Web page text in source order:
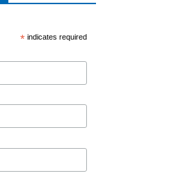
* indicates required